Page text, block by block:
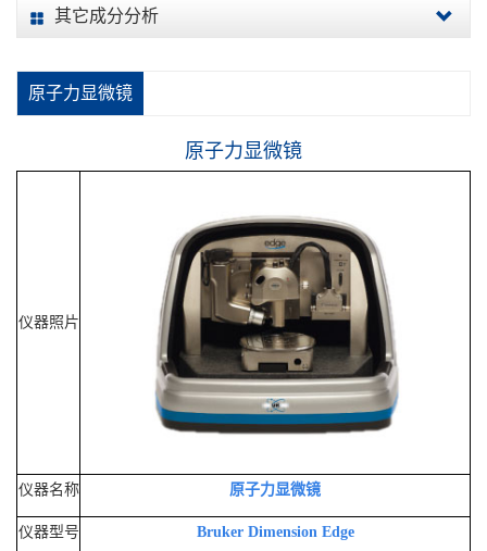
其它成分分析
原子力显微镜
原子力显微镜
仪器照片
仪器名称 原子力显微镜
仪器型号 Bruker Dimension Edge